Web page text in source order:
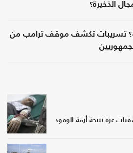
الذخيرة؟
تسريبات تكشف موقف ترامب من
غزة نتيجة أزمة الوقود